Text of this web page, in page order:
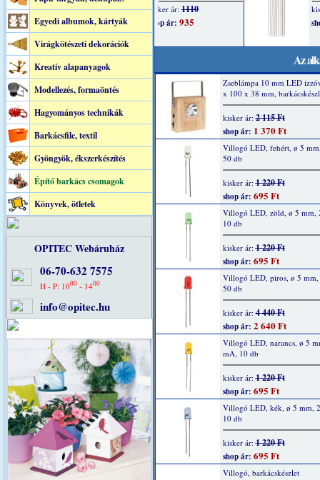
Egyedi albumok, kártyák
Virágkötészeti dekorációk
Kreatív alapanyagok
Modellezés, formaöntés
Hagyományos technikák
Barkácsfilc, textil
Gyöngyök, ékszerkészítés
Építő barkács csomagok
Könyvek, ötletek
OPITEC Webáruház
06-70-632 7575
H - P: 1000 - 1400
info@opitec.hu
Az
Zseblámpa 10 mm LED
x 100 x 38 mm,
kisker ár:2 115 Ft
shop ár: 1 370 Ft
Villogó LED, fehért, ø 5
50 db
kisker ár:1 220 Ft
shop ár: 695 Ft
Villogó LED, zöld, ø 5 mm,
10 db
kisker ár:1 220 Ft
shop ár: 695 Ft
Villogó LED, piros, ø 5
50 db
kisker ár:4 440 Ft
shop ár: 2 640 Ft
Villogó LED, narancs, ø 5
mA, 10 db
kisker ár:1 220 Ft
shop ár: 695 Ft
Villogó LED, kék, ø 5 mm,
10 db
kisker ár:1 220 Ft
shop ár: 695 Ft
Villogó, barkácskészlet